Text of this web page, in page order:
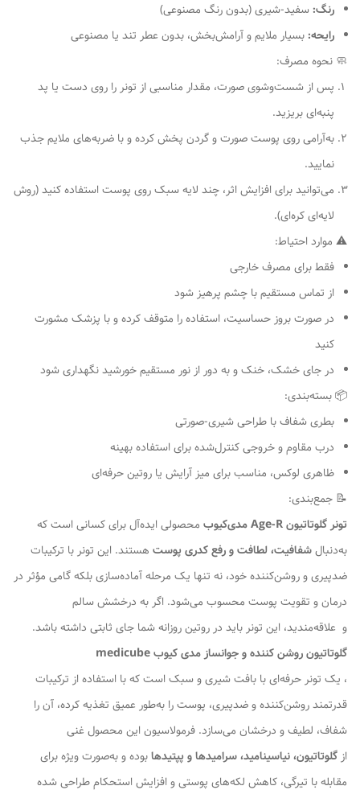
رنگ:سفید-شیری (بدون رنگ مصنوعی)
رایحه:بسیار ملایم و آرامش‌بخش، بدون عطر تند یا مصنوعی
🧼 نحوه مصرف:
پس از شست‌وشوی صورت، مقدار مناسبی از تونر را روی دست یا پد
پنبه‌ای بریزید.
به‌آرامی روی پوست صورت و گردن پخش کرده و با ضربه‌های ملایم جذب
نمایید.
می‌توانید برای افزایش اثر، چند لایه سبک روی پوست استفاده کنید (روش
لایه‌ای کره‌ای).
⚠ موارد احتیاط:
فقط برای مصرف خارجی
از تماس مستقیم با چشم پرهیز شود
در صورت بروز حساسیت، استفاده را متوقف کرده و با پزشک مشورت
کنید
در جای خشک، خنک و به دور از نور مستقیم خورشید نگهداری شود
📦 بسته‌بندی:
بطری شفاف با طراحی شیری-صورتی
درب مقاوم و خروجی کنترل‌شده برای استفاده بهینه
ظاهری لوکس، مناسب برای میز آرایش یا روتین حرفه‌ای
📝 جمع‌بندی:
تونر گلوتاتیون Age-R مدی‌کیوب
محصولی ایده‌آل برای کسانی است که
به‌دنبالشفافیت، لطافت و رفع کدری پوست هستند. این تونر با ترکیبات
ضدپیری و روشن‌کننده خود، نه تنها یک مرحله آماده‌سازی بلکه گامی مؤثر در
درمان و تقویت پوست محسوب می‌شود. اگر به درخشش سالم
و علاقه‌مندید، این تونر باید در روتین روزانه شما جای ثابتی داشته باشد.
گلوتاتیون روشن کننده و جوانساز مدی کیوب medicube
، یک تونر حرفه‌ای با بافت شیری و سبک است که با استفاده از ترکیبات
قدرتمند روشن‌کننده و ضدپیری، پوست را به‌طور عمیق تغذیه کرده، آن را
شفاف، لطیف و درخشان می‌سازد. فرمولاسیون این محصول غنی
از گلوتاتیون، نیاسینامید، سرامیدها و پپتیدهابوده و به‌صورت ویژه برای
مقابله با تیرگی، کاهش لکه‌های پوستی و افزایش استحکام طراحی شده